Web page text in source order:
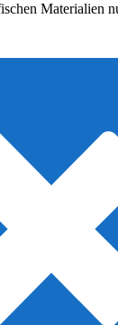
Materialien